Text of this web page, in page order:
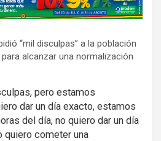
“mil disculpas” a la población
alcanzar una normalización
pero estamos
dar un día exacto, estamos
del día, no quiero dar un día
quiero cometer una